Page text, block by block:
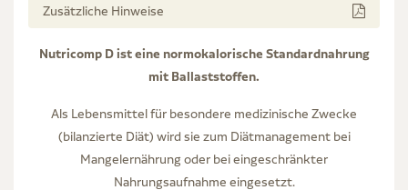
Zusätzliche Hinweise
Nutricomp D ist eine normokalorische Standardnahrung
mit Ballaststoffen.
Als Lebensmittel für besondere medizinische Zwecke
(bilanzierte Diät) wird sie zum Diätmanagement bei
Mangelernährung oder bei eingeschränkter
Nahrungsaufnahme eingesetzt.